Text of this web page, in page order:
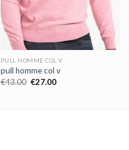
PULL HOMME COL V
pull homme col v
€43.00 €27.00